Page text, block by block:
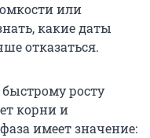
или
какие даты
отказаться.
быстрому росту
корни и
имеет значение: